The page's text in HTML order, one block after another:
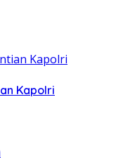
Kapolri